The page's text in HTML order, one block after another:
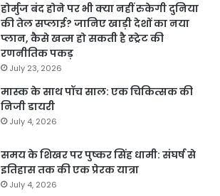
होर्मुज बंद होने पर भी क्या नहीं रुकेगी दुनिया
की तेल सप्लाई? जानिए खाड़ी देशों का नया
प्लान, कैसे खत्म हो सकती है स्ट्रेट की
रणनीतिक पकड़
July 23, 2026
मास्क के साथ पॉच साल: एक चिकित्सक की
निजी डायरी
July 4, 2026
समय के शिखर पर पुष्कर सिंह धामी: संघर्ष से
इतिहास तक की एक प्रेरक यात्रा
July 4, 2026